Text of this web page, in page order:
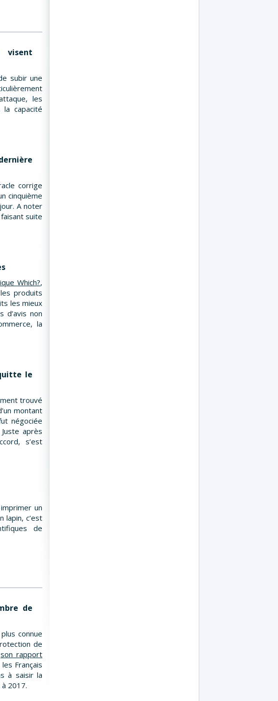
subir une
les
capacité
corrige
cinquième
A noter
suite
Which?,
produits
les mieux
d’avis non
la
le
trouvé
montant
négociée
après
s’est
un
lapin, c’est
de
de
connue
de
son rapport
Français
à saisir la
2017.